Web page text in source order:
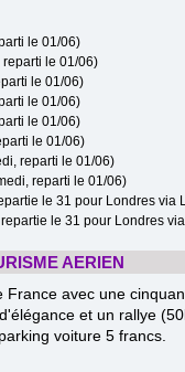
le 01/06)
le 01/06)
le 01/06)
le 01/06)
le 01/06)
le 01/06)
reparti le 01/06)
reparti le 01/06)
le 31 pour Londres via
le 31 pour Londres
AERIEN
avec une
et un rallye
voiture 5 francs.